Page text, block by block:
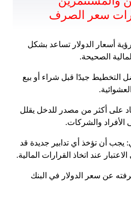
سعر الصرف
رؤية أسعار الدولار تساعد بشكل
الصحيحة.
التخطيط جيدًا قبل شراء أو بيع
على أكثر من مصدر للدخل يقلل
الأفراد والشركات.
يجب أن تؤخذ أي تدابير جديدة قد
عند اتخاذ القرارات المالية.
عن سعر الدولار في البنك